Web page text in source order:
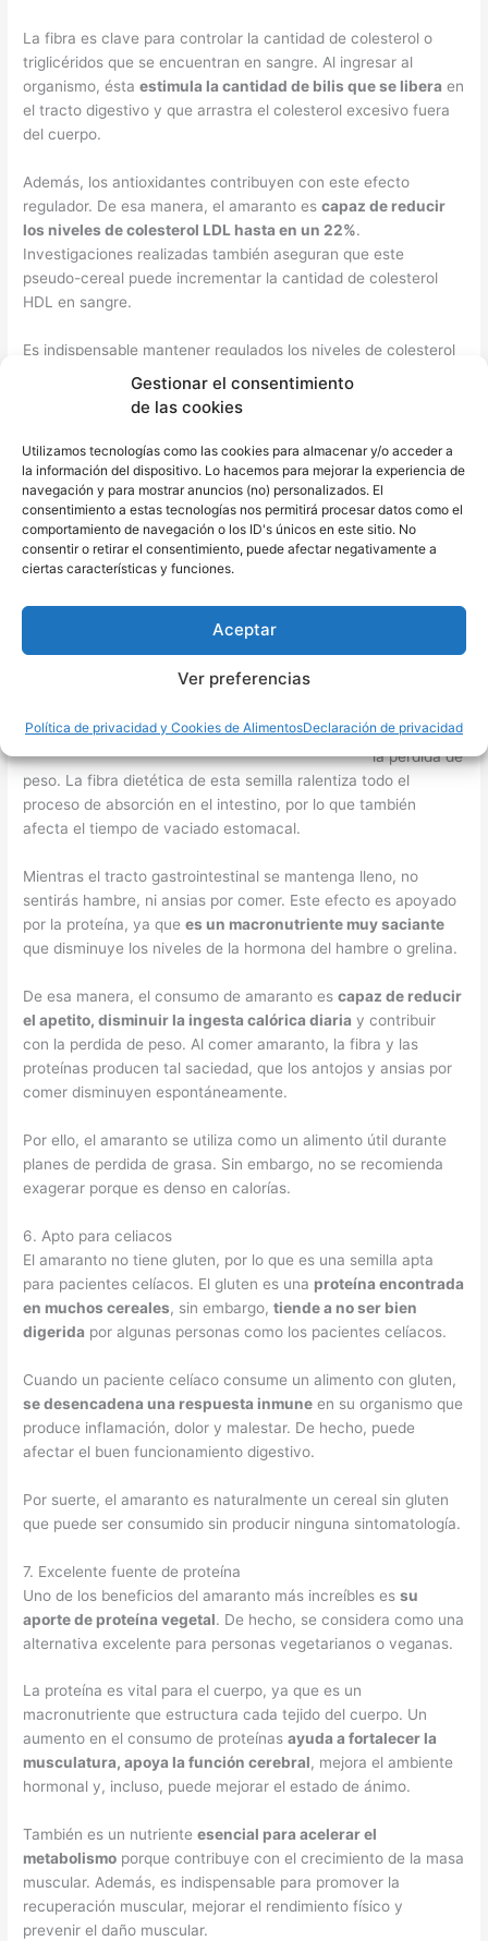
Gestionar el consentimiento
de las cookies
Utilizamos tecnologías como las cookies para almacenar y/o acceder a
la información del dispositivo. Lo hacemos para mejorar la experiencia de
navegación y para mostrar anuncios (no) personalizados. El
consentimiento a estas tecnologías nos permitirá procesar datos como el
comportamiento de navegación o los ID's únicos en este sitio. No
consentir o retirar el consentimiento, puede afectar negativamente a
ciertas características y funciones.
Aceptar
Ver preferencias
Política de privacidad y Cookies de AlimentosDeclaración de privacidad
La fibra es clave para controlar la cantidad de colesterol o
triglicéridos que se encuentran en sangre. Al ingresar al
organismo, éstaestimula la cantidad de bilis que se libera en
el tracto digestivo y que arrastra el colesterol excesivo fuera
del cuerpo.
Además, los antioxidantes contribuyen con este efecto
regulador. De esa manera, el amaranto escapaz de reducir
los niveles de colesterol LDL hasta en un 22%.
Investigaciones realizadas también aseguran que este
pseudo-cereal puede incrementar la cantidad de colesterol
HDL en sangre.
Es indispensable mantener regulados los niveles de colesterol
en sangre, ya que el exceso de esta lipoproteína
en las arterias y desencadena arteriosclerosis
5. Ayuda a perder peso
Por su buen
contenido en
fibra y
del amaranto
ayudar con
la perdida de
peso. La fibra dietética de esta semilla ralentiza todo el
proceso de absorción en el intestino, por lo que también
afecta el tiempo de vaciado estomacal.
Mientras el tracto gastrointestinal se mantenga lleno, no
sentirás hambre, ni ansias por comer. Este efecto es apoyado
por la proteína, ya quees un macronutriente muy saciante
que disminuye los niveles de la hormona del hambre o grelina.
De esa manera, el consumo de amaranto escapaz de reducir
el apetito, disminuir la ingesta calórica diaria y contribuir
con la perdida de peso. Al comer amaranto, la fibra y las
proteínas producen tal saciedad, que los antojos y ansias por
comer disminuyen espontáneamente.
Por ello, el amaranto se utiliza como un alimento útil durante
planes de perdida de grasa. Sin embargo, no se recomienda
exagerar porque es denso en calorías.
6. Apto para celiacos
El amaranto no tiene gluten, por lo que es una semilla apta
para pacientes celíacos. El gluten es una proteína encontrada
en muchos cereales, sin embargo,tiende a no ser bien
digerida por algunas personas como los pacientes celíacos.
Cuando un paciente celíaco consume un alimento con gluten,
se desencadena una respuesta inmune en su organismo que
produce inflamación, dolor y malestar. De hecho, puede
afectar el buen funcionamiento digestivo.
Por suerte, el amaranto es naturalmente un cereal sin gluten
que puede ser consumido sin producir ninguna sintomatología.
7. Excelente fuente de proteína
Uno de los beneficios del amaranto más increíbles essu
aporte de proteína vegetal. De hecho, se considera como una
alternativa excelente para personas vegetarianos o veganas.
La proteína es vital para el cuerpo, ya que es un
macronutriente que estructura cada tejido del cuerpo. Un
aumento en el consumo de proteínasayuda a fortalecer la
musculatura, apoya la función cerebral, mejora el ambiente
hormonal y, incluso, puede mejorar el estado de ánimo.
También es un nutrienteesencial para acelerar el
metabolismo porque contribuye con el crecimiento de la masa
muscular. Además, es indispensable para promover la
recuperación muscular, mejorar el rendimiento físico y
prevenir el daño muscular.